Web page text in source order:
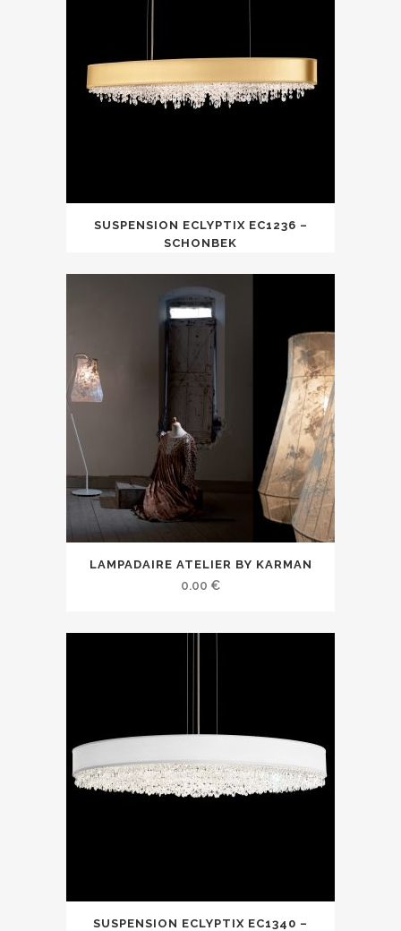
SUSPENSION ECLYPTIX EC1236 –
SCHONBEK
LAMPADAIRE ATELIER BY KARMAN
0.00 €
SUSPENSION ECLYPTIX EC1340 –